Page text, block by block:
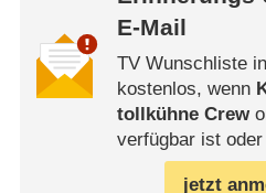
E-Mail
TV Wunschliste
kostenlos, wenn
tollkühne Crew
verfügbar ist
jetzt